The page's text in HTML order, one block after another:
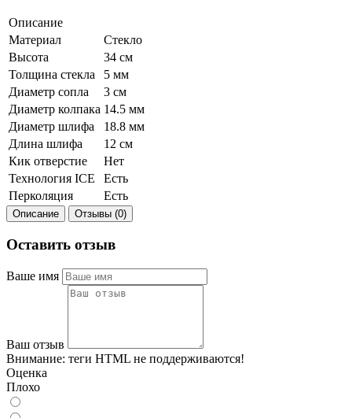
Описание
Материал
Стекло
Высота
34 см
Толщина стекла
5 мм
Диаметр сопла
3 см
Диаметр колпака 14.5 мм
Диаметр шлифа
18.8 мм
Длина шлифа
12 см
Кик отверстие
Нет
Технология ICE
Есть
Перколяция
Есть
Описание Отзывы (0)
Оставить отзыв
Ваше имя
Ваш отзыв
Внимание: теги HTML не поддерживаются!
Оценка
Плохо